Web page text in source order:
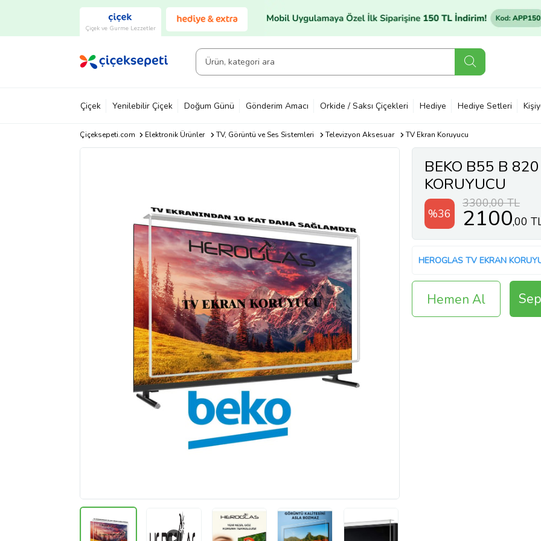
Çiçek ve Gurme Lezzetler
Çiçek Yenilebilir Çiçek Doğum Günü Gönderim Amacı Orkide / Saksı Çiçekleri Hediye Hediye Setleri
Çiçeksepeti.com Elektronik Ürünler TV, Görüntü ve Ses Sistemleri Televizyon Aksesuar TV Ekran Koruyucu
BEKO B55 B
KORUYUCU
%36
3300,00 TL
2100,00
HEROGLAS TV EKRAN
Hemen Al